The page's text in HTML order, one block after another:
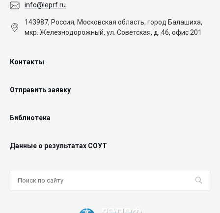
info@leprf.ru
143987, Россия, Московская область, город Балашиха,
мкр. Железнодорожный, ул. Советская, д. 46, офис 201
Контакты
Отправить заявку
Библиотека
Данные о результатах СОУТ